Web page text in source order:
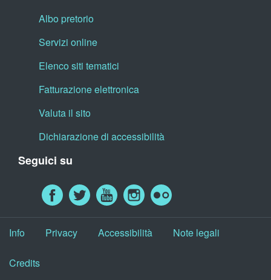
Albo pretorio
Servizi online
Elenco siti tematici
Fatturazione elettronica
Valuta il sito
Dichiarazione di accessibilità
Seguici su
Info Privacy Accessibilità Note legali
Credits